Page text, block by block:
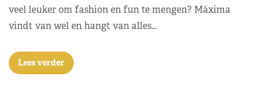
veel leuker om fashion en fun te mengen? Máxima
vindt van wel en hangt van alles…
Lees verder